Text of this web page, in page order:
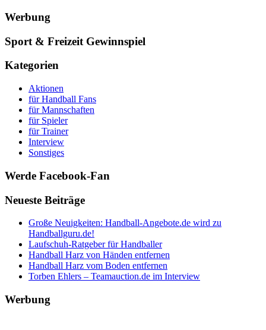
Werbung
Sport & Freizeit Gewinnspiel
Kategorien
Aktionen
für Handball Fans
für Mannschaften
für Spieler
für Trainer
Interview
Sonstiges
Werde Facebook-Fan
Neueste Beiträge
Große Neuigkeiten: Handball-Angebote.de wird zu
Handballguru.de!
Laufschuh-Ratgeber für Handballer
Handball Harz von Händen entfernen
Handball Harz vom Boden entfernen
Torben Ehlers – Teamauction.de im Interview
Werbung